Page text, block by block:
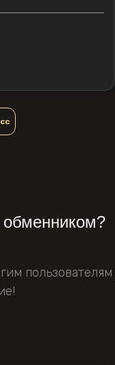
пользователям